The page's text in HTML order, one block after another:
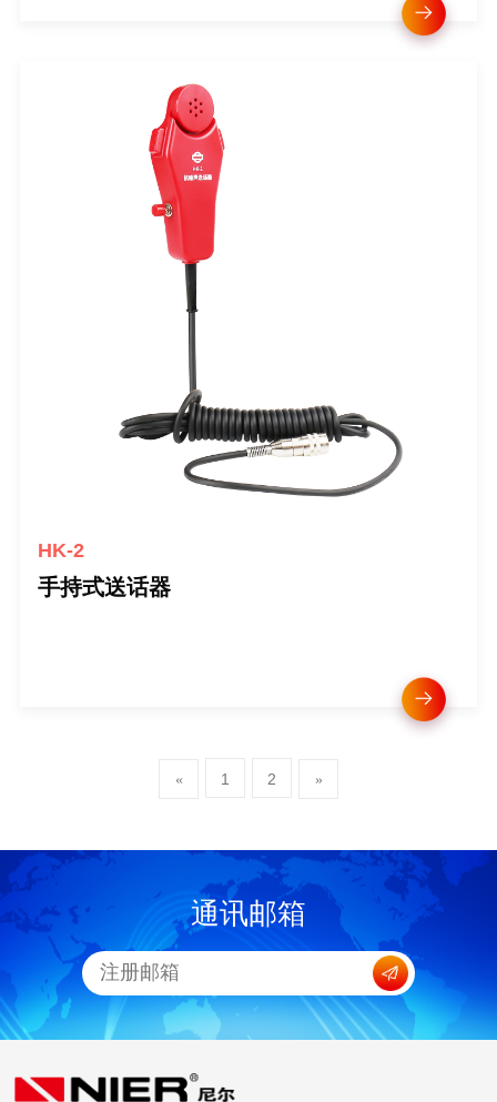
HK-2
手持式送话器
« 1 2 »
通讯邮箱